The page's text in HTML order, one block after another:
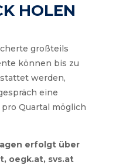
HOLEN
großteils
können bis zu
werden,
eine
Quartal möglich
erfolgt über
oegk.at, svs.at